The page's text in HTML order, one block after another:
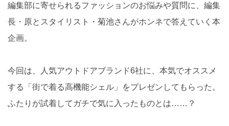
編集部に寄せられるファッションのお悩みや質問に、編集
長・原とスタイリスト・菊池さんがホンネで答えていく本
企画。
今回は、人気アウトドアブランド6社に、本気でオススメ
する「街で着る高機能シェル」をプレゼンしてもらった。
ふたりが試着してガチで気に入ったものとは……？